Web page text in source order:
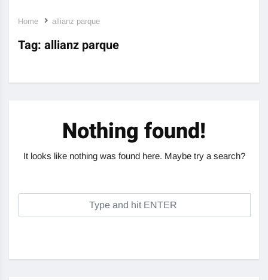
Home allianz parque
Tag: allianz parque
Nothing found!
It looks like nothing was found here. Maybe try a search?